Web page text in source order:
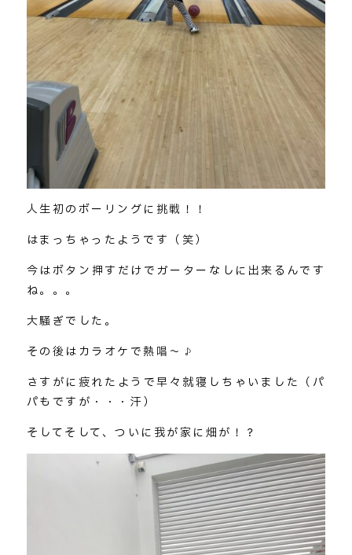
人生初のボーリングに挑戦！！
はまっちゃったようです（笑）
今はボタン押すだけでガーターなしに出来るんです
ね。。。
大騒ぎでした。
その後はカラオケで熱唱～♪
さすがに疲れたようで早々就寝しちゃいました（パ
パもですが・・・汗）
そしてそして、ついに我が家に畑が！？